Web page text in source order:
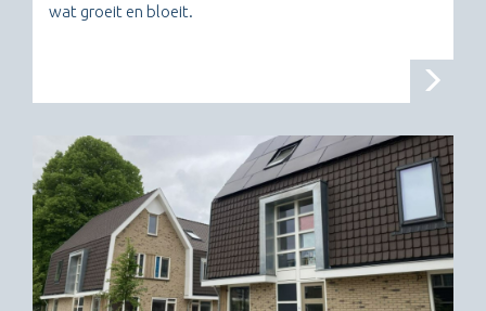
wat groeit en bloeit.